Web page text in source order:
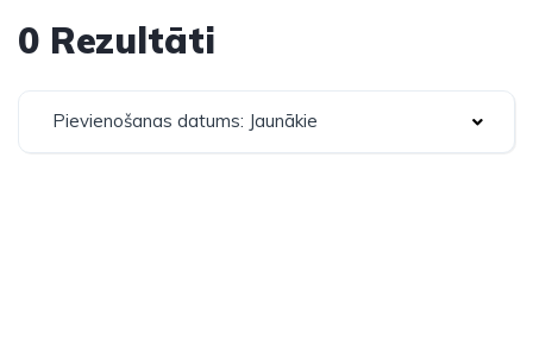
0 Rezultāti
Pievienošanas datums: Jaunākie